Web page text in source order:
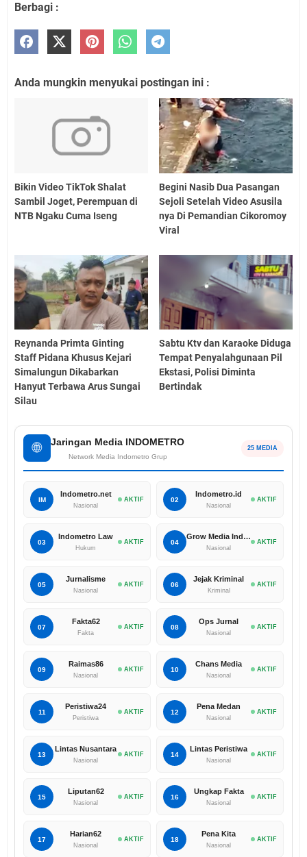
Berbagi :
Anda mungkin menyukai postingan ini :
Bikin Video TikTok Shalat
Sambil Joget, Perempuan di
NTB Ngaku Cuma Iseng
Begini Nasib Dua Pasangan
Sejoli Setelah Video Asusila
nya Di Pemandian Cikoromoy
Viral
Reynanda Primta Ginting
Staff Pidana Khusus Kejari
Simalungun Dikabarkan
Hanyut Terbawa Arus Sungai
Silau
Sabtu Ktv dan Karaoke Diduga
Tempat Penyalahgunaan Pil
Ekstasi, Polisi Diminta
Bertindak
🌐 Jaringan Media INDOMETRO
Network Media Indometro Grup
25 MEDIA
IM
Indometro.net
Nasional
AKTIF 02
Indometro.id
Nasional
AKTIF
03
Indometro Law
Hukum
AKTIF 04
Grow Media Indonesia
Nasional
AKTIF
05
Jurnalisme
Nasional
AKTIF 06
Jejak Kriminal
Kriminal
AKTIF
07
Fakta62
Fakta
AKTIF 08
Ops Jurnal
Nasional
AKTIF
09
Raimas86
Nasional
AKTIF 10
Chans Media
Nasional
AKTIF
11
Peristiwa24
Peristiwa
AKTIF 12
Pena Medan
Nasional
AKTIF
13
Lintas Nusantara
Nasional
AKTIF 14
Lintas Peristiwa
Nasional
AKTIF
15
Liputan62
Nasional
AKTIF 16
Ungkap Fakta
Nasional
AKTIF
17
Harian62
Nasional
AKTIF 18
Pena Kita
Nasional
AKTIF